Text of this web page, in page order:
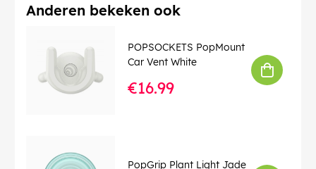
Anderen bekeken ook
POPSOCKETS PopMount
Car Vent White
€16.99
PopGrip Plant Light Jade